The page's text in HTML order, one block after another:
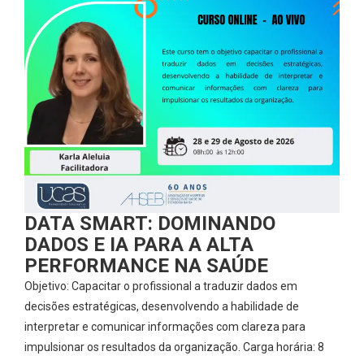
DATA SMART: DOMINANDO
DADOS E IA PARA A ALTA
PERFORMANCE NA SAÚDE
Objetivo: Capacitar o profissional a traduzir dados em
decisões estratégicas, desenvolvendo a habilidade de
interpretar e comunicar informações com clareza para
impulsionar os resultados da organização. Carga horária: 8